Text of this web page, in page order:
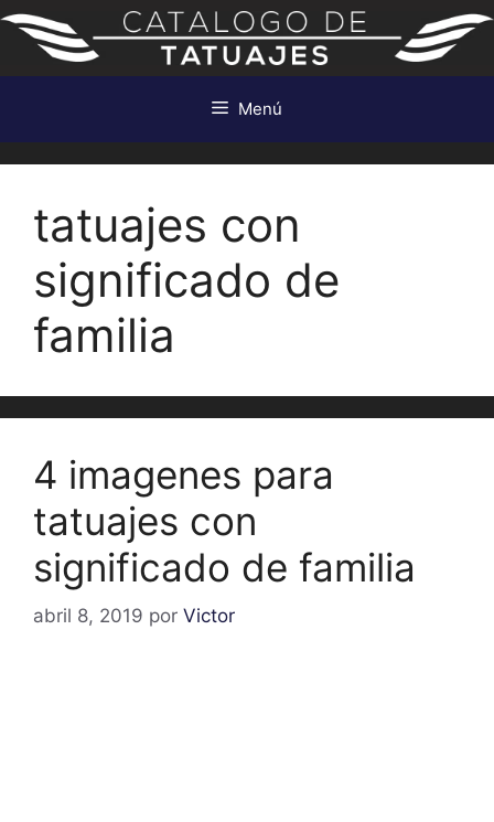
Saltar
contenido
Menú
tatuajes con
significado de
familia
4 imagenes para
tatuajes con
significado de familia
abril 8, 2019 por Victor